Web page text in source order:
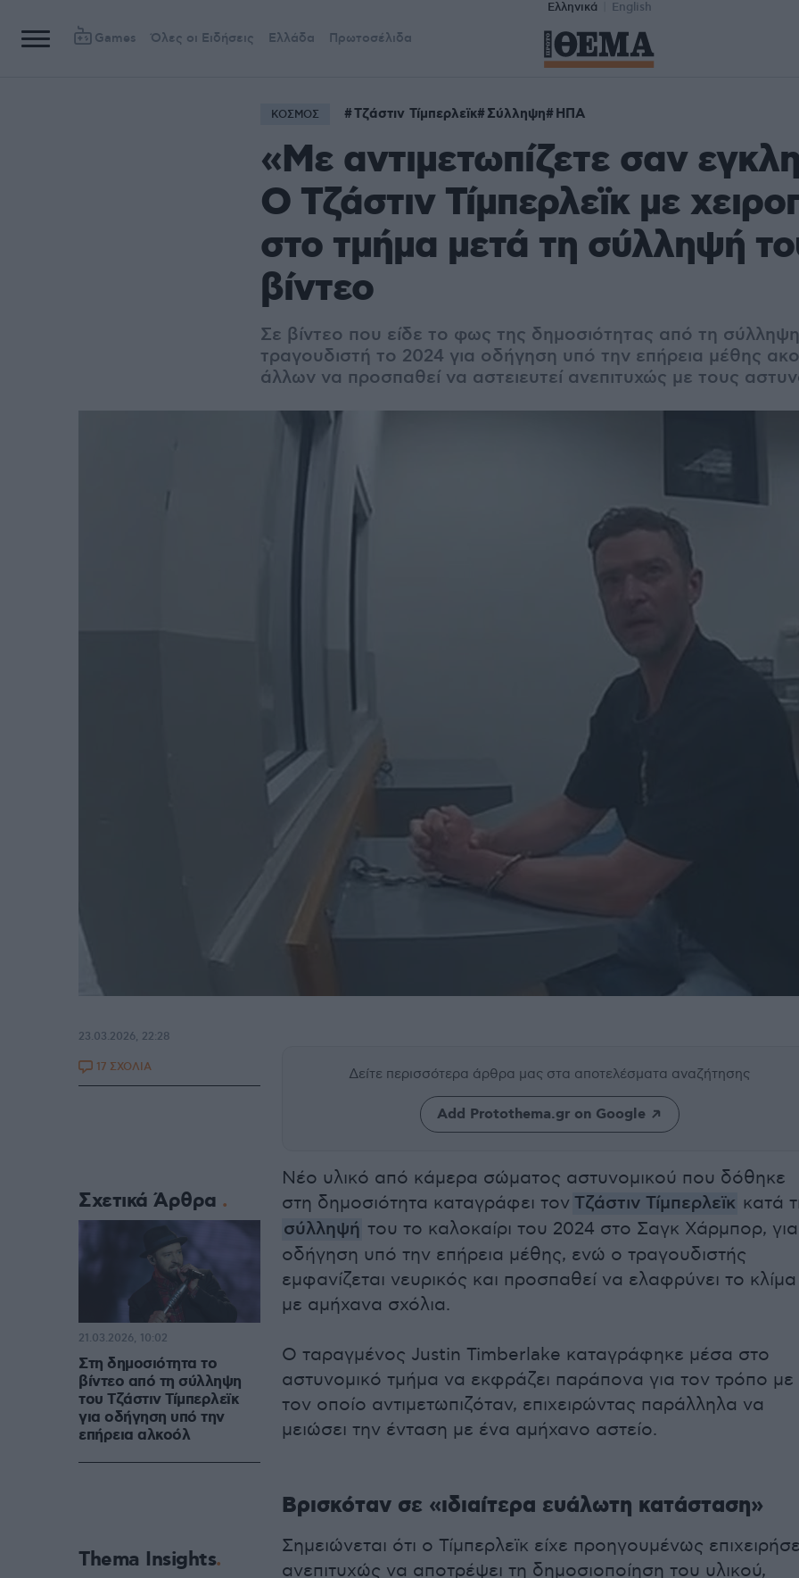
Ελληνικά English
Games Όλες οι Ειδήσεις Ελλάδα Πρωτοσέλιδα
ΚΟΣΜΟΣ Τζάστιν Τίμπερλεϊκ Σύλληψη ΗΠΑ
«Με αντιμετωπίζετε σαν
Ο Τζάστιν Τίμπερλεϊκ με
στο τμήμα μετά τη σύλληψή
βίντεο
Σε βίντεο που είδε το φως της δημοσιότητας από τη
τραγουδιστή το 2024 για οδήγηση υπό την επήρεια μέθης
άλλων να προσπαθεί να αστειευτεί ανεπιτυχώς με τους
Δείτε περισσότερα άρθρα μας στα αποτελέσματα αναζήτησης
Add Protothema.gr on Google
Νέο υλικό από κάμερα σώματος αστυνομικού που δόθηκε
στη δημοσιότητα καταγράφει τον Τζάστιν Τίμπερλεϊκ κατά
σύλληψή του το καλοκαίρι του 2024 στο Σαγκ Χάρμπορ, για
οδήγηση υπό την επήρεια μέθης, ενώ ο τραγουδιστής
εμφανίζεται νευρικός και προσπαθεί να ελαφρύνει το κλίμα
με αμήχανα σχόλια.
Ο ταραγμένος Justin Timberlake καταγράφηκε μέσα στο
αστυνομικό τμήμα να εκφράζει παράπονα για τον τρόπο με
τον οποίο αντιμετωπιζόταν, επιχειρώντας παράλληλα να
μειώσει την ένταση με ένα αμήχανο αστείο.
Βρισκόταν σε «ιδιαίτερα ευάλωτη κατάσταση»
Σημειώνεται ότι ο Τίμπερλεϊκ είχε προηγουμένως
ανεπιτυχώς να αποτρέψει τη δημοσιοποίηση του υλικού,
23.03.2026, 22:28
17 ΣΧΟΛΙΑ
Σχετικά Άρθρα
Στη δημοσιότητα το
βίντεο από τη σύλληψη
του Τζάστιν Τίμπερλεϊκ
για οδήγηση υπό την
επήρεια αλκοόλ
21.03.2026, 10:02
Thema Insights